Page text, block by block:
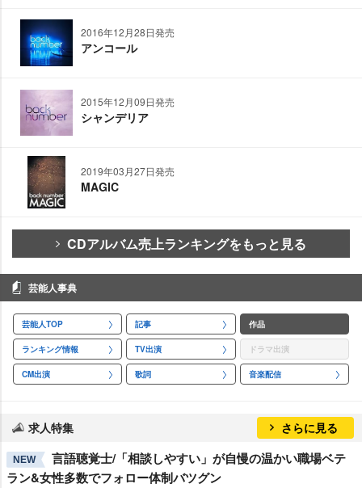
2016年12月28日発売
アンコール
2015年12月09日発売
シャンデリア
2019年03月27日発売
MAGIC
CDアルバム売上ランキングをもっと見る
芸能人事典
芸能人TOP 記事 作品
ランキング情報 TV出演 ドラマ出演
CM出演 歌詞 音楽配信
求人特集 さらに見る
NEW
言語聴覚士/「相談しやすい」が自慢の温かい職場ベテ
ラン&女性多数でフォロー体制バツグン